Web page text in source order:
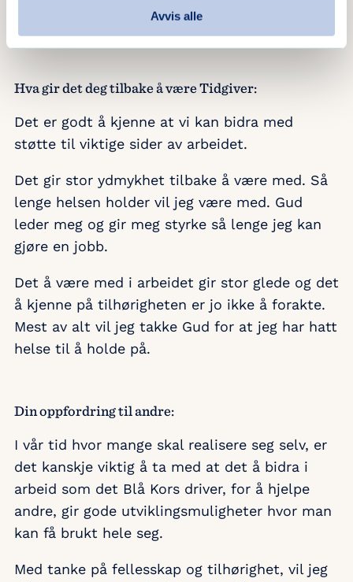
Avvis alle
gav vi en sum til ettervernsarbeidet.
Hva gir det deg tilbake å være Tidgiver:
Det er godt å kjenne at vi kan bidra med
støtte til viktige sider av arbeidet.
Det gir stor ydmykhet tilbake å være med. Så
lenge helsen holder vil jeg være med. Gud
leder meg og gir meg styrke så lenge jeg kan
gjøre en jobb.
Det å være med i arbeidet gir stor glede og det
å kjenne på tilhørigheten er jo ikke å forakte.
Mest av alt vil jeg takke Gud for at jeg har hatt
helse til å holde på.
Din oppfordring til andre:
I vår tid hvor mange skal realisere seg selv, er
det kanskje viktig å ta med at det å bidra i
arbeid som det Blå Kors driver, for å hjelpe
andre, gir gode utviklingsmuligheter hvor man
kan få brukt hele seg.
Med tanke på fellesskap og tilhørighet, vil jeg